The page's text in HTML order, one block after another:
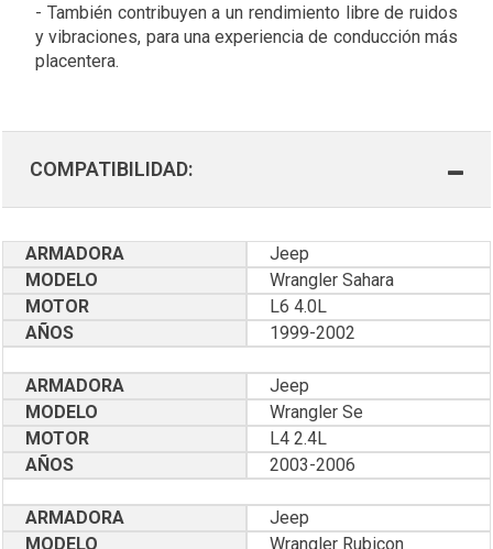
- También contribuyen a un rendimiento libre de ruidos
y vibraciones, para una experiencia de conducción más
placentera.
COMPATIBILIDAD:
ARMADORA
Jeep
MODELO
Wrangler Sahara
MOTOR
L6 4.0L
AÑOS
1999-2002
ARMADORA
Jeep
MODELO
Wrangler Se
MOTOR
L4 2.4L
AÑOS
2003-2006
ARMADORA
Jeep
MODELO
Wrangler Rubicon